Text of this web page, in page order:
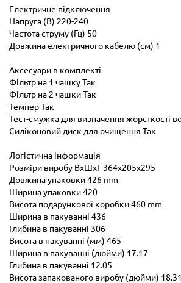
Електричне підключення
Напруга (В) 220-240
Частота струму (Гц) 50
Довжина електричного кабелю (см) 1
Аксесуари в комплекті
Фільтр на 1 чашку Так
Фільтр на 2 чашки Так
Темпер Так
Тест-смужка для визначення жорсткості
Силіконовий диск для очищення Так
Логістична інформація
Розміри виробу ВxШxГ 364x205x295
Довжина упаковки 426 mm
Ширина упаковки 420
Висота подарункової коробки 460 mm
Ширина в пакуванні 436
Глибина в пакуванні 306
Висота в пакуванні (мм) 465
Ширина в пакуванні (дюйми) 17.17
Глибина в пакуванні 12.05
Висота запакованого виробу (дюйми) 18.31